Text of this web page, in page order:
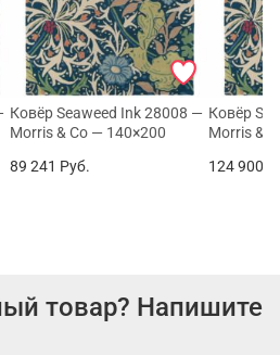
Ковёр Seaweed Ink 28008 —
Morris & Co — 140×200
89 241 Руб.
Ковёр
Morris &
124 900
товар? Напишите